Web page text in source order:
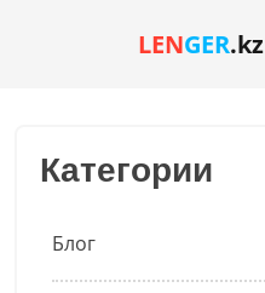
LENGER.kz
Категории
Блог